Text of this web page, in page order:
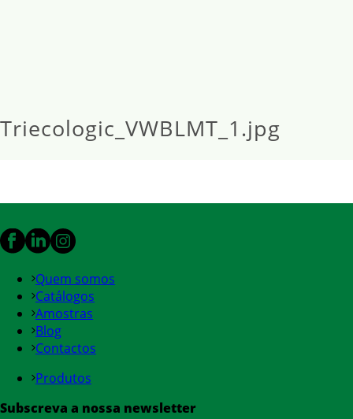
Triecologic_VWBLMT_1.jpg
Quem somos
Catálogos
Amostras
Blog
Contactos
Produtos
Subscreva a nossa newsletter